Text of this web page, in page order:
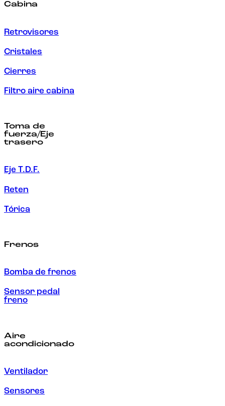
Cabina
Retrovisores
Cristales
Cierres
Filtro aire cabina
Toma de
fuerza/Eje
trasero
Eje T.D.F.
Reten
Tórica
Frenos
Bomba de frenos
Sensor pedal
freno
Aire
acondicionado
Ventilador
Sensores